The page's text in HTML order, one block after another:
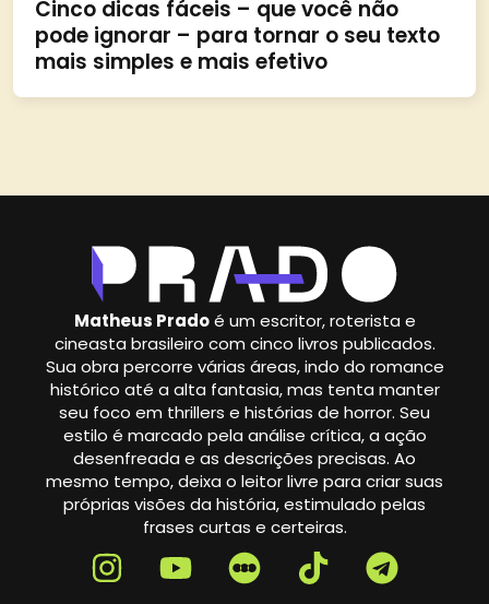
Cinco dicas fáceis – que você não
pode ignorar – para tornar o seu texto
mais simples e mais efetivo
Matheus Pradoé um escritor, roterista e
cineasta brasileiro com cinco livros publicados.
Sua obra percorre várias áreas, indo do romance
histórico até a alta fantasia, mas tenta manter
seu foco em thrillers e histórias de horror. Seu
estilo é marcado pela análise crítica, a ação
desenfreada e as descrições precisas. Ao
mesmo tempo, deixa o leitor livre para criar suas
próprias visões da história, estimulado pelas
frases curtas e certeiras.